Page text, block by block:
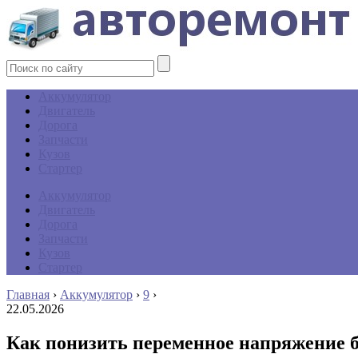
Главная › Аккумулятор › 9 ›
22.05.2026
Как понизить переменное напряжение